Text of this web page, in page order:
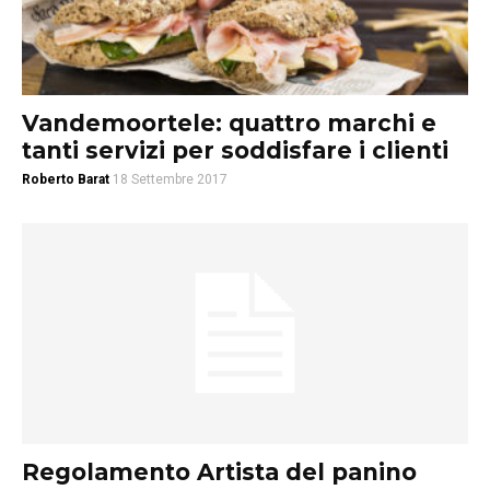
Vandemoortele: quattro marchi e
tanti servizi per soddisfare i clienti
Roberto Barat 18 Settembre 2017
Regolamento Artista del panino